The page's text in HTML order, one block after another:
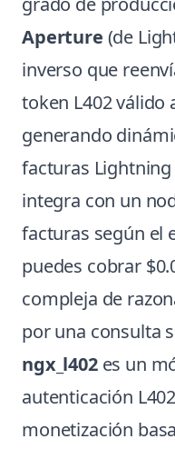
Aperture (de
inverso que
token L402 válido
generando
facturas
integra con un
facturas según
puedes cobrar
compleja de
por una consulta
ngx_l402es un
autenticación
monetización